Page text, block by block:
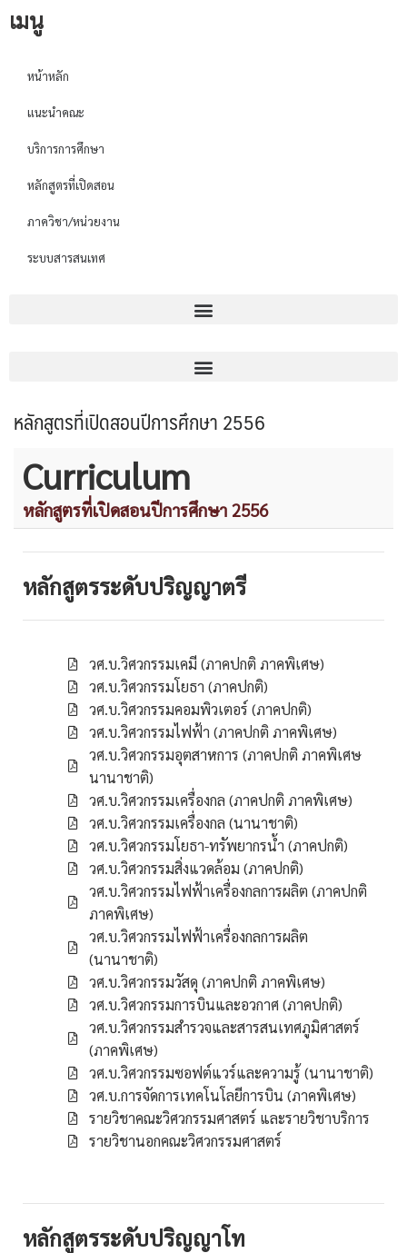
เมนู
หน้าหลัก
แนะนำคณะ
บริการการศึกษา
หลักสูตรที่เปิดสอน
ภาควิชา/หน่วยงาน
ระบบสารสนเทศ
หลักสูตรที่เปิดสอนปีการศึกษา 2556
Curriculum
หลักสูตรที่เปิดสอนปีการศึกษา 2556
หลักสูตรระดับปริญญาตรี
วศ.บ.วิศวกรรมเคมี (ภาคปกติ ภาคพิเศษ)
วศ.บ.วิศวกรรมโยธา (ภาคปกติ)
วศ.บ.วิศวกรรมคอมพิวเตอร์ (ภาคปกติ)
วศ.บ.วิศวกรรมไฟฟ้า (ภาคปกติ ภาคพิเศษ)
วศ.บ.วิศวกรรมอุตสาหการ (ภาคปกติ ภาคพิเศษ
นานาชาติ)
วศ.บ.วิศวกรรมเครื่องกล (ภาคปกติ ภาคพิเศษ)
วศ.บ.วิศวกรรมเครื่องกล (นานาชาติ)
วศ.บ.วิศวกรรมโยธา-ทรัพยากรน้ำ (ภาคปกติ)
วศ.บ.วิศวกรรมสิ่งแวดล้อม (ภาคปกติ)
วศ.บ.วิศวกรรมไฟฟ้าเครื่องกลการผลิต (ภาคปกติ
ภาคพิเศษ)
วศ.บ.วิศวกรรมไฟฟ้าเครื่องกลการผลิต
(นานาชาติ)
วศ.บ.วิศวกรรมวัสดุ (ภาคปกติ ภาคพิเศษ)
วศ.บ.วิศวกรรมการบินและอวกาศ (ภาคปกติ)
วศ.บ.วิศวกรรมสำรวจและสารสนเทศภูมิศาสตร์
(ภาคพิเศษ)
วศ.บ.วิศวกรรมซอฟต์แวร์และความรู้ (นานาชาติ)
วศ.บ.การจัดการเทคโนโลยีการบิน (ภาคพิเศษ)
รายวิชาคณะวิศวกรรมศาสตร์ และรายวิชาบริการ
รายวิชานอกคณะวิศวกรรมศาสตร์
หลักสูตรระดับปริญญาโท